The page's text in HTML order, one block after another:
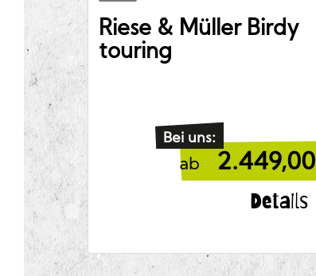
Riese & MüllerBirdy
touring
Bei uns:
ab 2.449,00
Details